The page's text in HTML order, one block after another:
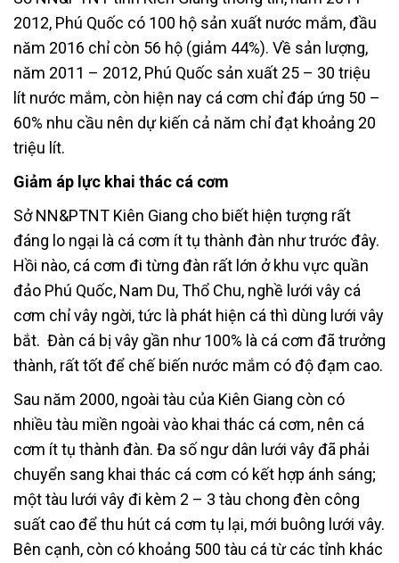
2012, Phú Quốc có 100 hộ sản xuất nước mắm, đầu
năm 2016 chỉ còn 56 hộ (giảm 44%). Về sản lượng,
năm 2011 – 2012, Phú Quốc sản xuất 25 – 30 triệu
lít nước mắm, còn hiện nay cá cơm chỉ đáp ứng 50 –
60% nhu cầu nên dự kiến cả năm chỉ đạt khoảng 20
triệu lít.
Giảm áp lực khai thác cá cơm
Sở NN&PTNT Kiên Giang cho biết hiện tượng rất
đáng lo ngại là cá cơm ít tụ thành đàn như trước đây.
Hồi nào, cá cơm đi từng đàn rất lớn ở khu vực quần
đảo Phú Quốc, Nam Du, Thổ Chu, nghề lưới vây cá
cơm chỉ vây ngời, tức là phát hiện cá thì dùng lưới vây
bắt. Đàn cá bị vây gần như 100% là cá cơm đã trưởng
thành, rất tốt để chế biến nước mắm có độ đạm cao.
Sau năm 2000, ngoài tàu của Kiên Giang còn có
nhiều tàu miền ngoài vào khai thác cá cơm, nên cá
cơm ít tụ thành đàn. Đa số ngư dân lưới vây đã phải
chuyển sang khai thác cá cơm có kết hợp ánh sáng;
một tàu lưới vây đi kèm 2 – 3 tàu chong đèn công
suất cao để thu hút cá cơm tụ lại, mới buông lưới vây.
Bên cạnh, còn có khoảng 500 tàu cá từ các tỉnh khác